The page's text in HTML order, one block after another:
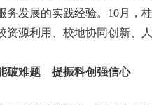
务发展的实践经验。10月，
资源利用、校地协同创新
难题 提振科创强信心